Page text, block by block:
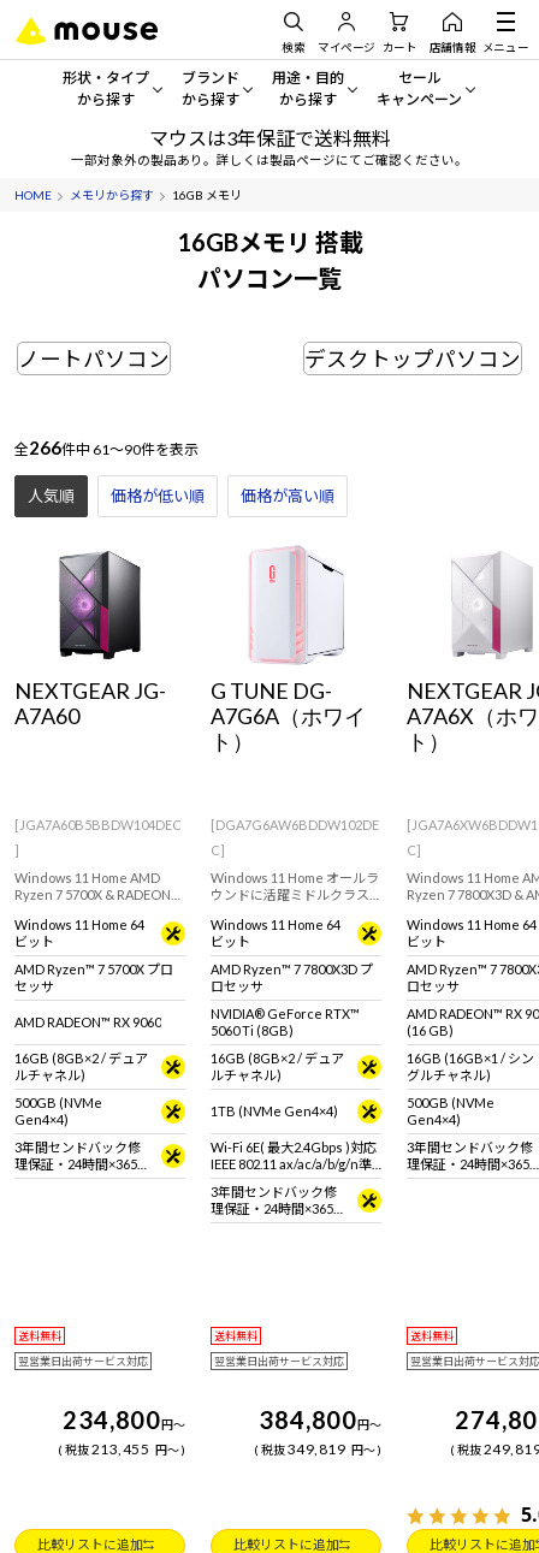
検索 マイページ カート 店舗情報 メニュー
形状・タイプ
から探す
形状・タイプから探す をすべてみる
デスクトップPC
サーバー
ディスプレイ
Windows 11
ブランド
から探す
mouse
G TUNE
Windows 11|Copilot+ PC
用途・目的
から探す
一般向けパソコン
クリエイティブ向け
学習向けパソコン
AIおすすめパソコン
Windows 11
セール
キャンペーン
セール・キャンペー
おすすめ目玉パソコン
マウスは3年保証で送料無料
一部対象外の製品あり。詳しくは製品ページにてご確認ください。
HOME メモリから探す 16GB メモリ
16GBメモリ 搭載
パソコン一覧
ノートパソコン デスクトップパソコン
全266件中 61～90件を表示
人気順 価格が低い順 価格が高い順
NEXTGEAR JG-
A7A60
[JGA7A60B5BBDW104DEC
]
Windows 11 Home AMD
Ryzen 7 5700X & RADEON
らないミニタワー型ゲーミ
ングデスクトップPC。
『Minecraft: Java &
Bedrock Edition for PC』付
属。
Windows 11 Home 64
ビット
AMD Ryzen™ 7 5700X プロ
セッサ
AMD RADEON™ RX 9060
16GB (8GB×2 / デュア
ルチャネル)
500GB (NVMe
Gen4×4)
3年間センドバック修
理保証・24時間×365
日電話サポート
送料無料
翌営業日出荷サービス対応
234,800円～
税抜213,455 円～
比較リストに追加
G TUNE DG-
A7G6A（ホワイ
ト）
[DGA7G6AW6BDDW102DE
C]
Windows 11 Home オールラ
ウンドに活躍ミドルクラス
RTX 5060 Ti (8GB) & Ryzen
7 7800X3D 搭載。 ※モニ
タ・マウス・キーボードは
別売りです。
Windows 11 Home 64
ビット
AMD Ryzen™ 7 7800X3D プ
ロセッサ
NVIDIA® GeForce RTX™
5060 Ti (8GB)
16GB (8GB×2 / デュア
ルチャネル)
1TB (NVMe Gen4×4)
Wi-Fi 6E( 最大2.4Gbps )対応
IEEE 802.11 ax/ac/a/b/g/n準
拠 ＋ Bluetooth 5内蔵
3年間センドバック修
理保証・24時間×365
日電話サポート
送料無料
翌営業日出荷サービス対応
384,800円～
税抜349,819 円～
比較リストに追加
NEXTGEAR
A7A6X（ホ
ト）
C]
Windows 11 Home
Ryzen 7 7800X3D &
搭載！設置場所に困
ミニタワー型ゲーミ
スクトップPC。
『Minecraft: Java &
Bedrock Edition for
属。
Windows 11 Home 64
ビット
AMD Ryzen™ 7
ロセッサ
AMD RADEON™ RX
(16 GB)
16GB (16GB×1 / シン
グルチャネル)
500GB (NVMe
Gen4×4)
3年間センドバック修
理保証・24時間×365
日電話サポート
送料無料
翌営業日出荷サービス対応
税抜
比較リストに追加